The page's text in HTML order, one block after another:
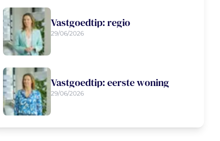
Vastgoedtip: regio
29/06/2026
Vastgoedtip: eerste woning
29/06/2026